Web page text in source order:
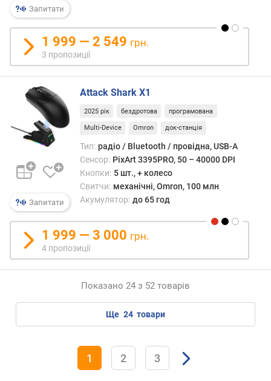
а
ч
і
в
о
т
и
м
а
л
н
х
в
а
т
п
в
Запитати
1 999 — 2 549 грн.
3 пропозиції
Запитати
Attack Shark X1
2025 рік бездротова програмована
Multi-Device Omron док-станція
Тип: радіо / Bluetooth / провідна, USB-A
Сенсор: PixArt 3395PRO, 50 – 40000 DPI
Кнопки: 5 шт., + колесо
Свитчи: механічні, Omron, 100 млн
Акумулятор: до 65 год
1 999 — 3 000 грн.
4 пропозиції
Показано 24 з 52 товарів
ще 24 товари
1 2 3